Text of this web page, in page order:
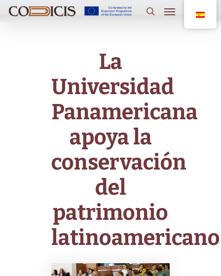
contenido
Menú
La
Universidad
Panamericana
apoya la
conservación
del
patrimonio
latinoamericano